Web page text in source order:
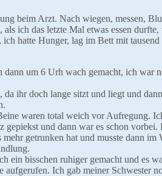
beim Arzt. Nach wiegen, messen,
als ich das letzte Mal etwas essen
hatte Hunger, lag im Bett mit
dann um 6 Urh wach gemacht, ich war
da ihr doch lange sitzt und liegt und
waren total weich vor Aufregung.
gepiekst und dann war es schon
getrunken hat und musste dann
ein bisschen ruhiger gemacht und es
Ich gab meiner Schwester